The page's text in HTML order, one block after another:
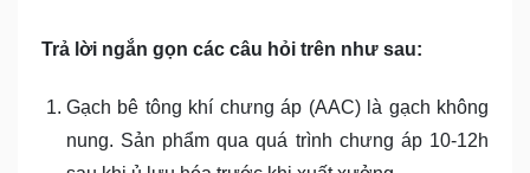
Trả lời ngắn gọn các câu hỏi trên như sau:
Gạch bê tông khí chưng áp (AAC) là gạch không
nung. Sản phẩm qua quá trình chưng áp 10-12h